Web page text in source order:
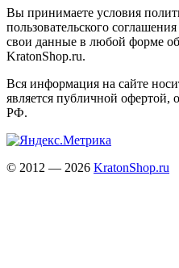
Вы принимаете условия
пользовательского
свои данные в любой форме
KratonShop.ru.
Вся информация на сайте
является публичной офертой,
РФ.
© 2012 — 2026 KratonShop.ru